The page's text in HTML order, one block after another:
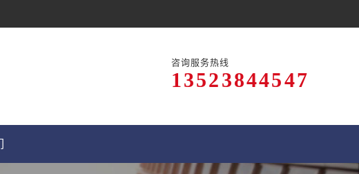
咨询服务热线
13523844547